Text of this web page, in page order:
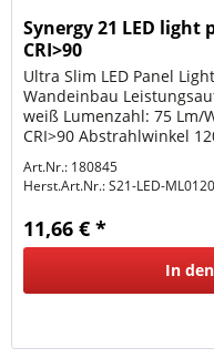
Synergy 21 LED
CRI>90
Ultra Slim LED Panel
Wandeinbau
weiß Lumenzahl: 75 Lm/
CRI>90 Abstrahlwinkel
Art.Nr.: 180845
Herst.Art.Nr.:S21-LED-ML0120
11,66 € *
In den